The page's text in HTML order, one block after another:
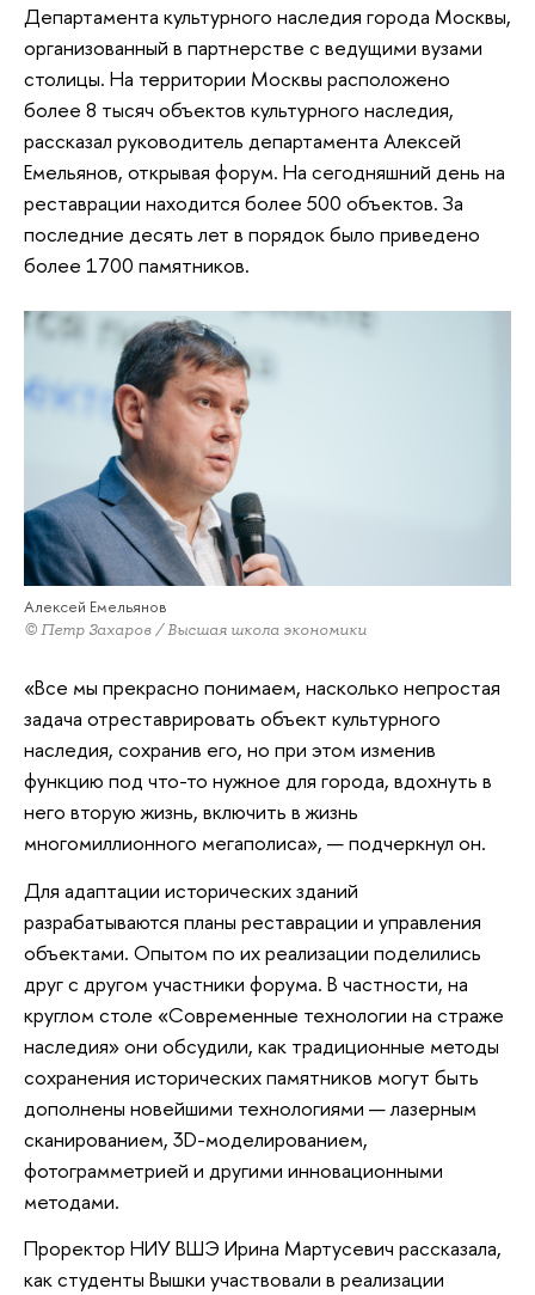
Департамента культурного наследия города Москвы,
организованный в партнерстве с ведущими вузами
столицы. На территории Москвы расположено
более 8 тысяч объектов культурного наследия,
рассказал руководитель департамента Алексей
Емельянов, открывая форум. На сегодняшний день на
реставрации находится более 500 объектов. За
последние десять лет в порядок было приведено
более 1700 памятников.
Алексей Емельянов
© Петр Захаров / Высшая школа экономики
«Все мы прекрасно понимаем, насколько непростая
задача отреставрировать объект культурного
наследия, сохранив его, но при этом изменив
функцию под что-то нужное для города, вдохнуть в
него вторую жизнь, включить в жизнь
многомиллионного мегаполиса», — подчеркнул он.
Для адаптации исторических зданий
разрабатываются планы реставрации и управления
объектами. Опытом по их реализации поделились
друг с другом участники форума. В частности, на
круглом столе «Современные технологии на страже
наследия» они обсудили, как традиционные методы
сохранения исторических памятников могут быть
дополнены новейшими технологиями — лазерным
сканированием, 3D-моделированием,
фотограмметрией и другими инновационными
методами.
Проректор НИУ ВШЭ Ирина Мартусевич рассказала,
как студенты Вышки участвовали в реализации